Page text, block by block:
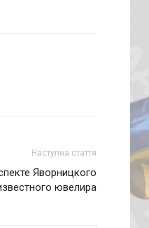
Наступна стаття
Яворницкого
ювелира